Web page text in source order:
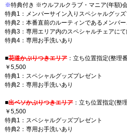
※特典付き ※ウルフルクラブ・マニア(年額)
特典1：メンバーサイン入りスペシャルグッズ
特典2：本番直前のルーティンであるメンバ
特典3：専用エリア内のスペシャルチェアに
特典4：専用お手洗いあり
■花道かぶりつきエリア ：立ち位置指定(整
￥5,500
特典1：スペシャルグッズプレゼント
特典2：専用お手洗いあり
■出ベソかぶりつきエリア ：立ち位置指定(
￥5,500
特典1：スペシャルグッズプレゼント
特典2：専用お手洗いあり